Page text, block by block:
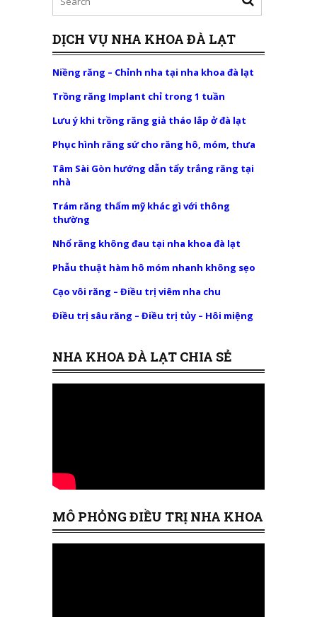
DỊCH VỤ NHA KHOA ĐÀ LẠT
Niềng răng – Chỉnh nha tại nha khoa đà lạt
Trồng răng Implant chỉ trong 1 tuần
Lưu ý khi trồng răng giả tháo lắp ở đà lạt
Phục hình răng sứ cho răng hô, móm, thưa
Tâm Sài Gòn hướng dẫn tẩy trắng răng tại
nhà
Trám răng thẩm mỹ khác gì với thông
thường
Nhổ răng không đau tại nha khoa đà lạt
Phẫu thuật hàm hô móm nhanh không sẹo
Cạo vôi răng – Điều trị viêm nha chu
Điều trị sâu răng – Điều trị tủy – Hôi miệng
NHA KHOA ĐÀ LẠT CHIA SẺ
MÔ PHỎNG ĐIỀU TRỊ NHA KHOA